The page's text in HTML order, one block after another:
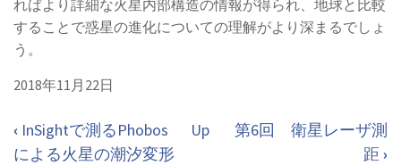
ればより詳細な火星内部構造の情報が得られ、地球と比較
することで惑星の進化についての理解がより深まるでしょ
う。
2018年11月22日
Book
‹ InSightで測るPhobos
による火星の潮汐変形
Up
第6回 衛星レーザ測
距 ›